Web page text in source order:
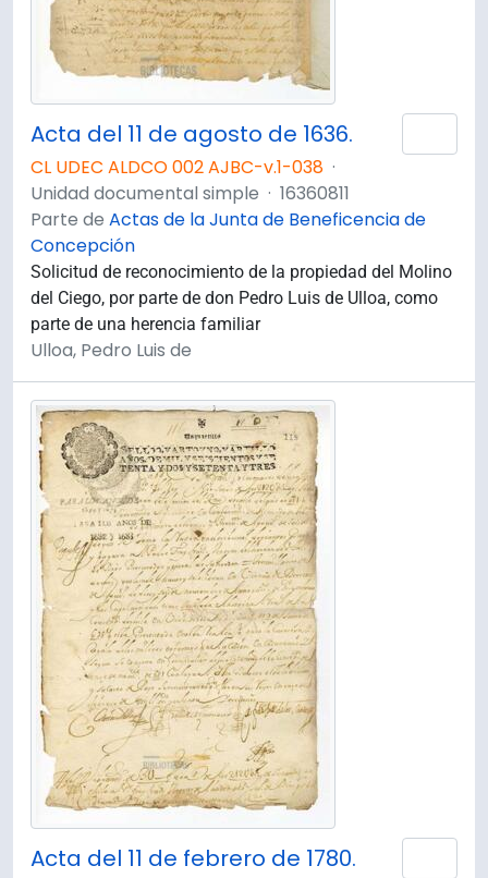
Acta del 11 de agosto de 1636.
CL UDEC ALDCO 002 AJBC-v.1-038 ·
Unidad documental simple · 16360811
Parte de Actas de la Junta de Beneficencia de
Concepción
Solicitud de reconocimiento de la propiedad del Molino
del Ciego, por parte de don Pedro Luis de Ulloa, como
parte de una herencia familiar
Ulloa, Pedro Luis de
Acta del 11 de febrero de 1780.